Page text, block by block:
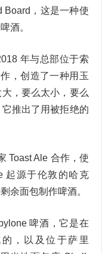
Board，这是一种使
酒。
年与总部位于索
，创造了一种用玉
，要么太小，要么
推出了用被拒绝的
Toast Ale 合作，使
起源于伦敦的哈克
余面包制作啤酒。
啤酒，它是在
，以及位于萨里